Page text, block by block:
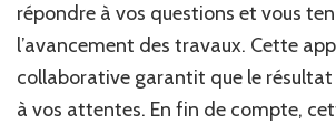
répondre à vos questions et vous
l’avancement des travaux. Cette
collaborative garantit que le
à vos attentes. En fin de compte,